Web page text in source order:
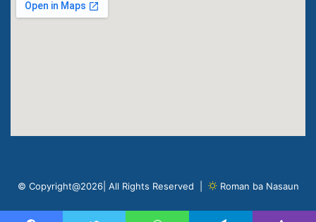
© Copyright@2026| All Rights Reserved | Roman ba Nasaun